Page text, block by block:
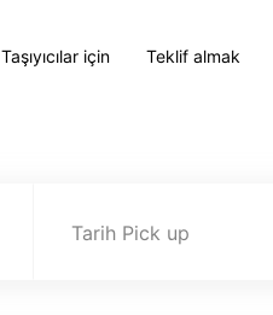
Taşıyıcılar için Teklif almak
Tarih Pick up